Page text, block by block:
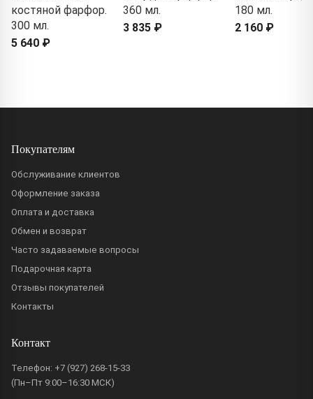
костяной фарфор.
300 мл.
5 640 ₽
360 мл.
3 835 ₽
180 мл.
2 160 ₽
Покупателям
Обслуживание клиентов
Оформление заказа
Оплата и доставка
Обмен и возврат
Часто задаваемые вопросы
Подарочная карта
Отзывы покупателей
Контакты
Контакт
Телефон: +7 (927) 268-15-33
(Пн–Пт 9:00–16:30 МСК)